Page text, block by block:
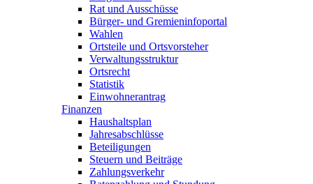
Rat und Ausschüsse
Bürger- und Gremieninfoportal
Wahlen
Ortsteile und Ortsvorsteher
Verwaltungsstruktur
Ortsrecht
Statistik
Einwohnerantrag
Finanzen
Haushaltsplan
Jahresabschlüsse
Beteiligungen
Steuern und Beiträge
Zahlungsverkehr